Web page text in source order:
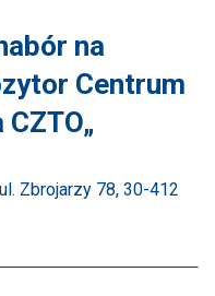
na
Centrum
Zbrojarzy 78, 30-412